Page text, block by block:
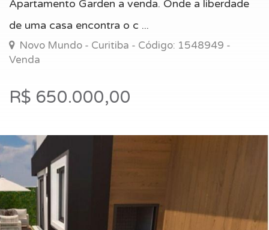
Apartamento Garden a venda. Onde a liberdade
de uma casa encontra o c ...
Novo Mundo - Curitiba - Código: 1548949 -
Venda
R$ 650.000,00